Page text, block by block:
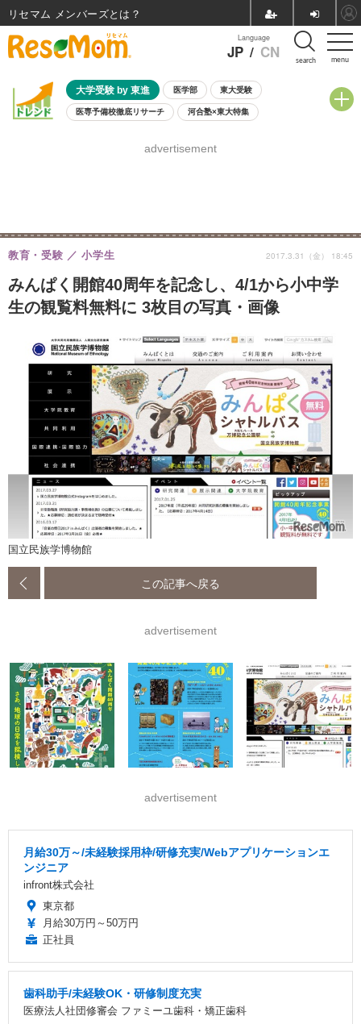
menu
Language
JP / CN search
大学受験 by 東進 医学部 東大受験
医専予備校徹底リサーチ 河合塾×東大特集
8月開催学校説明会・相談会
advertisement
みんぱく開館40周年を記念し、4/1から小中学
生の観覧料無料に 3枚目の写真・画像
教育・受験 小学生 2017.3.31（金） 18:45
国立民族学博物館
この記事へ戻る
advertisement
advertisement
月給30万～/未経験採用枠/研修充実/Webアプリケーションエ
ンジニア
infront株式会社
東京都
月給30万円～50万円
正社員
歯科助手/未経験OK・研修制度充実
医療法人社団修審会 ファミーユ歯科・矯正歯科
リセマム メンバーズ